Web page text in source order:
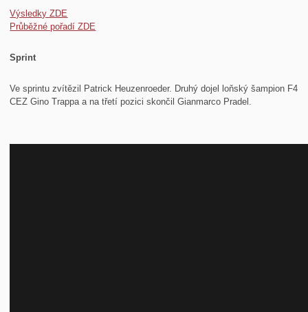
Výsledky ZDE
Průběžné pořadí ZDE
Sprint
Ve sprintu zvítězil Patrick Heuzenroeder. Druhý dojel loňský šampion F4
CEZ Gino Trappa a na třetí pozici skončil Gianmarco Pradel.